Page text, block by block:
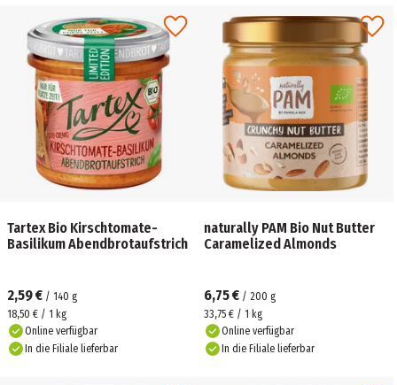
Tartex Bio Kirschtomate-
Basilikum Abendbrotaufstrich
2,59 € / 140 g
18,50 € / 1 kg
Online verfügbar
In die Filiale lieferbar
naturally PAM Bio Nut Butter
Caramelized Almonds
6,75 € / 200 g
33,75 € / 1 kg
Online verfügbar
In die Filiale lieferbar